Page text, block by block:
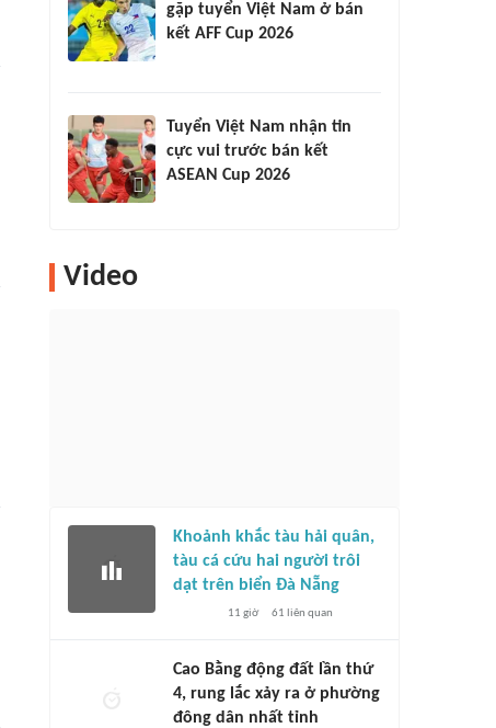
gặp tuyển Việt Nam ở bán
kết AFF Cup 2026
Tuyển Việt Nam nhận tin
cực vui trước bán kết
ASEAN Cup 2026
Video
Khoảnh khắc tàu hải quân,
tàu cá cứu hai người trôi
dạt trên biển Đà Nẵng
11 giờ 61 liên quan
Cao Bằng động đất lần thứ
4, rung lắc xảy ra ở phường
đông dân nhất tỉnh